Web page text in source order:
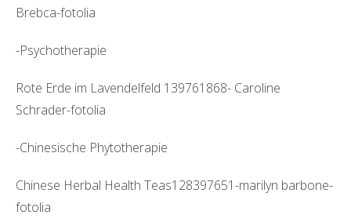
Brebca-fotolia
-Psychotherapie
Rote Erde im Lavendelfeld 139761868- Caroline
Schrader-fotolia
-Chinesische Phytotherapie
Chinese Herbal Health Teas128397651-marilyn barbone-
fotolia